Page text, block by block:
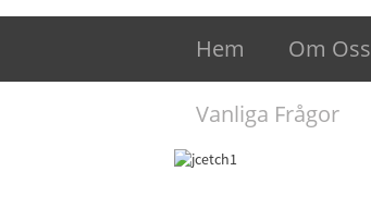
Hem Om Oss
Vanliga Frågor